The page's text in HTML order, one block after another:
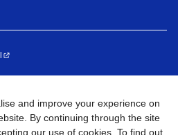
SALES INDONESIA All
Reserved
and improve your experience on
By continuing through the site
our use of cookies. To find out